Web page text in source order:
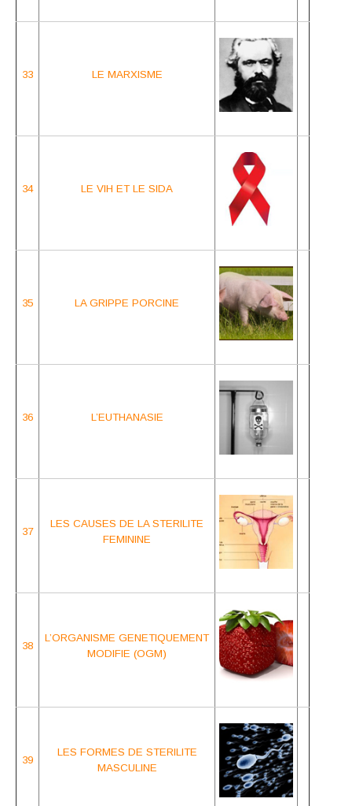
33 LE MARXISME
34 LE VIH ET LE SIDA
35 LA GRIPPE PORCINE
36 L’EUTHANASIE
37
LES CAUSES DE LA STERILITE
FEMININE
38
L’ORGANISME GENETIQUEMENT
MODIFIE (OGM)
39
LES FORMES DE STERILITE
MASCULINE